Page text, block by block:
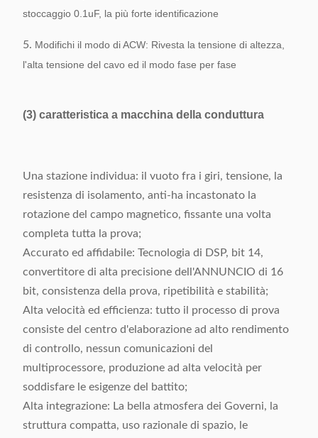
stoccaggio 0.1uF, la più forte identificazione
5. Modifichi il modo di ACW: Rivesta la tensione di altezza,
l'alta tensione del cavo ed il modo fase per fase
(3) caratteristica a macchina della conduttura
Una stazione individua: il vuoto fra i giri, tensione, la
resistenza di isolamento, anti-ha incastonato la
rotazione del campo magnetico, fissante una volta
completa tutta la prova;
Accurato ed affidabile: Tecnologia di DSP, bit 14,
convertitore di alta precisione dell'ANNUNCIO di 16
bit, consistenza della prova, ripetibilità e stabilità;
Alta velocità ed efficienza: tutto il processo di prova
consiste del centro d'elaborazione ad alto rendimento
di controllo, nessun comunicazioni del
multiprocessore, produzione ad alta velocità per
soddisfare le esigenze del battito;
Alta integrazione: La bella atmosfera dei Governi, la
struttura compatta, uso razionale di spazio, le